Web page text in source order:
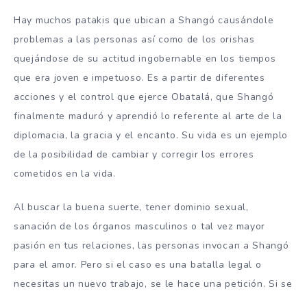
Hay muchos patakis que ubican a Shangó causándole
problemas a las personas así como de los orishas
quejándose de su actitud ingobernable en los tiempos
que era joven e impetuoso. Es a partir de diferentes
acciones y el control que ejerce Obatalá, que Shangó
finalmente maduró y aprendió lo referente al arte de la
diplomacia, la gracia y el encanto. Su vida es un ejemplo
de la posibilidad de cambiar y corregir los errores
cometidos en la vida.
Al buscar la buena suerte, tener dominio sexual,
sanación de los órganos masculinos o tal vez mayor
pasión en tus relaciones, las personas invocan a Shangó
para el amor. Pero si el caso es una batalla legal o
necesitas un nuevo trabajo, se le hace una petición. Si se